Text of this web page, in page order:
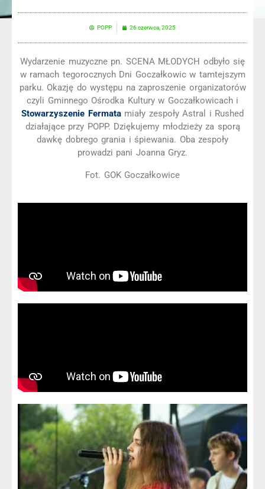
POPP 26 czerwca, 2025
Wydarzenie muzyczne pn. SCENA MŁODYCH odbyło się
w ramach tegorocznych Dni Goczałkowic w tamtejszym
parku. Okazję do występu na zaproszenie organizatorów
czyli Gminnego Ośrodka Kultury w Goczałkowicach i
Stowarzyszenie Fermata miały zespoły Astral i Rushed
działające przy POPP. Dziękujemy młodzieży za sporą
dawkę dobrego grania i śpiewania. Oba zespoły
prowadzi pani Joanna Gryz.
Fot. GOK Goczałkowice